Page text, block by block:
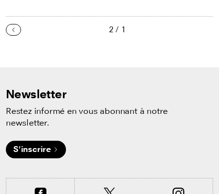
Précédent 2 / 1
Newsletter
Restez informé en vous abonnant à notre
newsletter.
S'inscrire